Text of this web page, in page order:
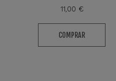
11,00 €
COMPRAR